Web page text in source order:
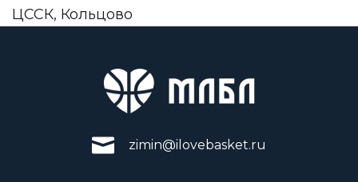
ЦССК, Кольцово
zimin@ilovebasket.ru